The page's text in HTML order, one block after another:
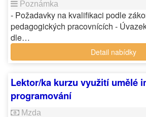
- Požadavky na kvalifikaci podle
pedagogických pracovnících -
dle…
Detail nabídky
Lektor/ka kurzu využití umělé
programování